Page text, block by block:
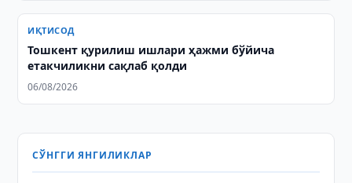
ИҚТИСОД
Тошкент қурилиш ишлари ҳажми бўйича
етакчиликни сақлаб қолди
06/08/2026
СЎНГГИ ЯНГИЛИКЛАР